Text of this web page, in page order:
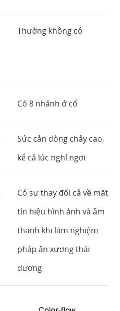
Thường không có
Có 8 nhánh ở cổ
Sức cản dòng chảy cao,
kể cả lúc nghỉ ngơi
Có sự thay đổi cả về mặt
tín hiệu hình ảnh và âm
thanh khi làm nghiệm
pháp ấn xương thái
dương